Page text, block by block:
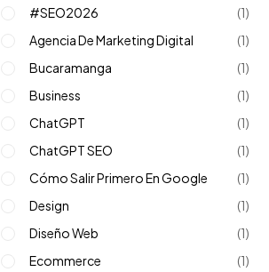
#SEO2026
(1)
Agencia De Marketing Digital
(1)
Bucaramanga
(1)
Business
(1)
ChatGPT
(1)
ChatGPT SEO
(1)
Cómo Salir Primero En Google
(1)
Design
(1)
Diseño Web
(1)
Ecommerce
(1)